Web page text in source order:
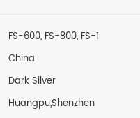
FS-600, FS-800, FS-1
China
Dark Silver
Huangpu,Shenzhen